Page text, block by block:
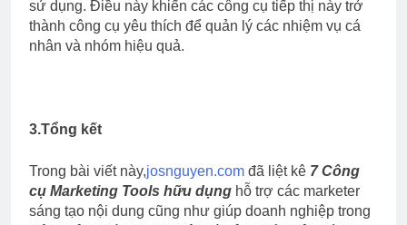
sử dụng. Điều này khiến các công cụ tiếp thị này trở
thành công cụ yêu thích để quản lý các nhiệm vụ cá
nhân và nhóm hiệu quả.
3.Tổng kết
Trong bài viết này,josnguyen.com đã liệt kê 7 Công
cụ Marketing Tools hữu dụng hỗ trợ các marketer
sáng tạo nội dung cũng như giúp doanh nghiệp trong